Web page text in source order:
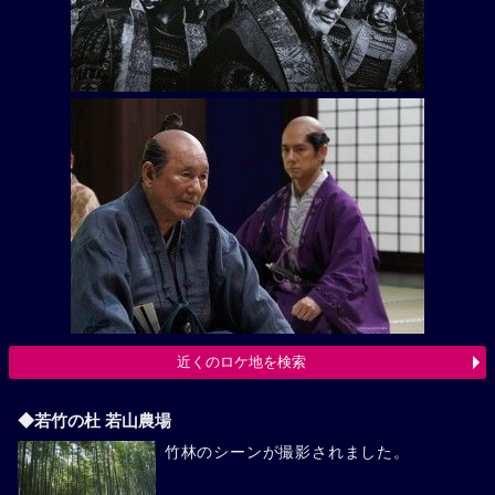
近くのロケ地を検索
◆若竹の杜 若山農場
竹林のシーンが撮影されました。